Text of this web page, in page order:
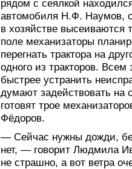
рядом с сеялкой
автомобиля Н.Ф. Наумов,
в хозяйстве высеиваются
поле механизаторы
перегнать трактора на
одного из тракторов.
быстрее устранить
думают задействовать на
готовят трое
Фёдоров.
— Сейчас нужны дожди,
нет, — говорит Людмила
не страшно, а вот ветра